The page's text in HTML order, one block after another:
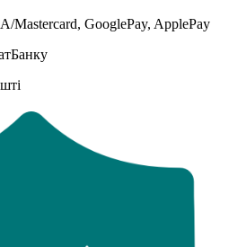
Mastercard, GooglePay, ApplePay